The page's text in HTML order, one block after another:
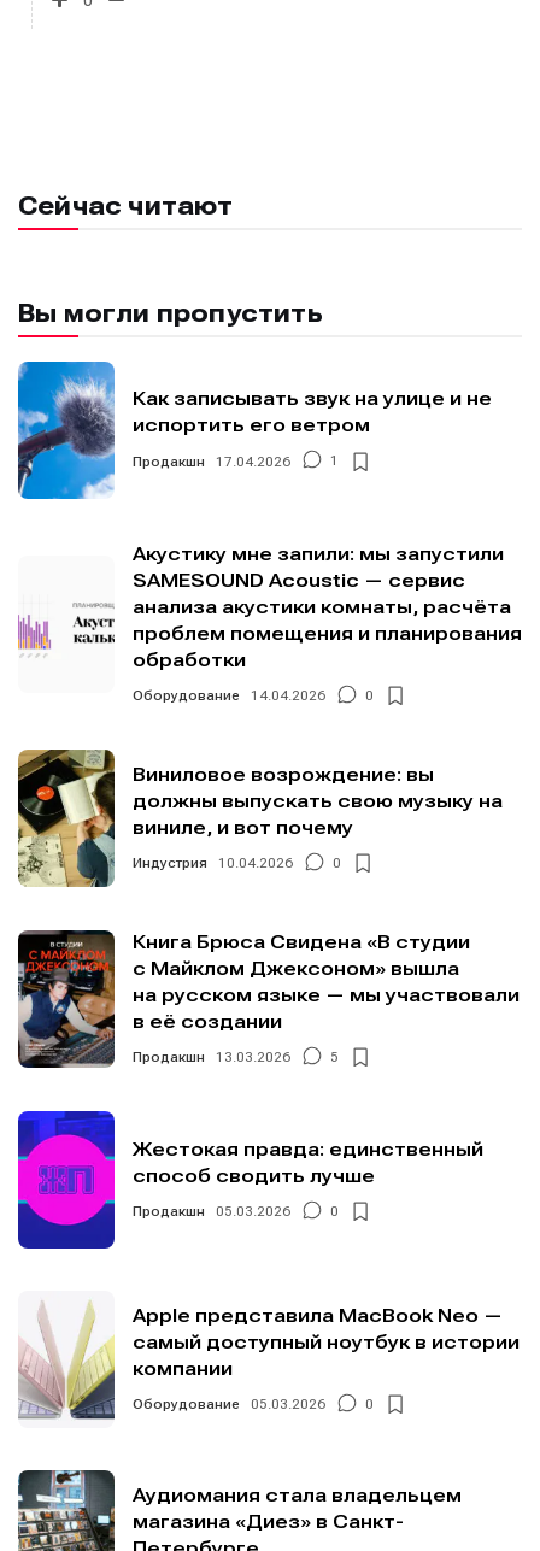
Сейчас читают
Вы могли пропустить
Как записывать звук на улице и не
испортить его ветром
Продакшн 17.04.2026 1
Акустику мне запили: мы запустили
SAMESOUND Acoustic — сервис
анализа акустики комнаты, расчёта
проблем помещения и планирования
обработки
Оборудование 14.04.2026 0
Виниловое возрождение: вы
должны выпускать свою музыку на
виниле, и вот почему
Индустрия 10.04.2026 0
Книга Брюса Свидена «В студии
с Майклом Джексоном» вышла
на русском языке — мы участвовали
в её создании
Продакшн 13.03.2026 5
Жестокая правда: единственный
способ сводить лучше
Продакшн 05.03.2026 0
Apple представила MacBook Neo —
самый доступный ноутбук в истории
компании
Оборудование 05.03.2026 0
Аудиомания стала владельцем
магазина «Диез» в Санкт-